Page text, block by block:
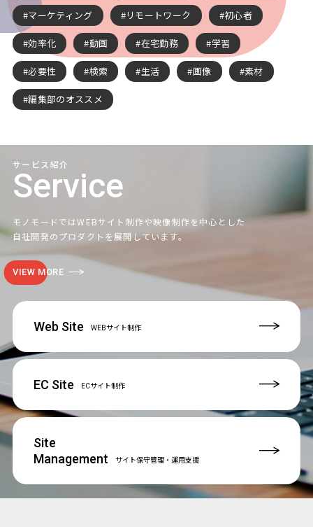
マーケティング リモートワーク 初心者
効率化 動画 在宅勤務 学習
必要性 検索 生活 画像 素材
編集部のオススメ
サービス紹介
Service
モノモードではWEBサイト制作や映像制作を中心とした
自社開発のプロダクトを展開しています。
VIEW MORE
Web Site WEBサイト制作
EC Site ECサイト制作
Site
Management
サイト保守管理・運用支援